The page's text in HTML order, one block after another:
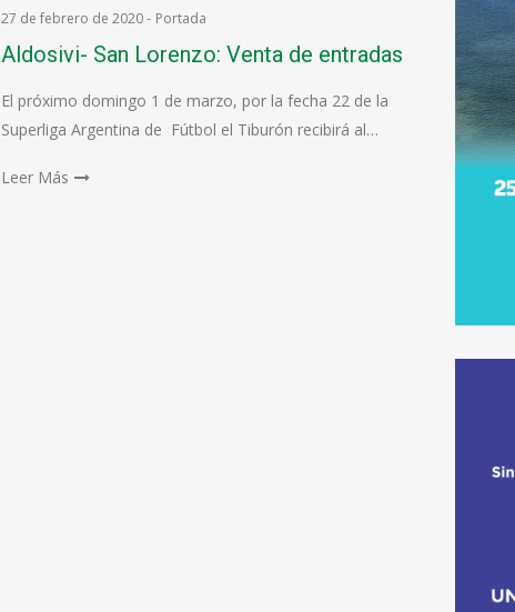
27 de febrero de 2020- Portada
Aldosivi- San Lorenzo: Venta de entradas
El próximo domingo 1 de marzo, por la fecha 22 de la
Superliga Argentina de Fútbol el Tiburón recibirá al…
Leer Más